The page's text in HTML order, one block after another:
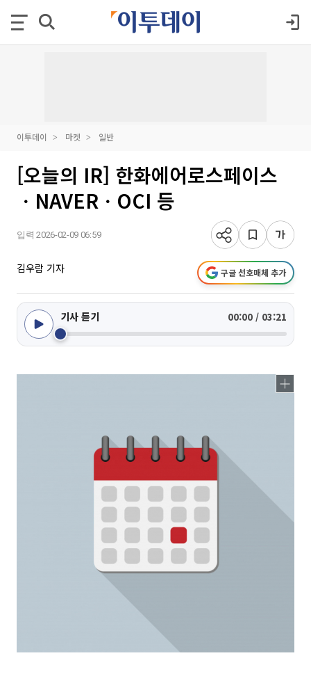
이투데이 마켓 일반
[오늘의 IR] 한화에어로스페이스
ㆍNAVERㆍOCI 등
입력 2026-02-09 06:59
김우람 기자 구글 선호매체 추가
기사 듣기 00:00 / 03:21